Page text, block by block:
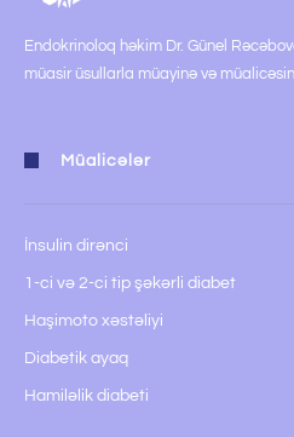
Endokrinoloq həkim Dr. Günel
müasir üsullarla müayinə və
Müalicələr
İnsulin dirənci
1-ci və 2-ci tip şəkərli diabet
Haşimoto xəstəliyi
Diabetik ayaq
Hamiləlik diabeti